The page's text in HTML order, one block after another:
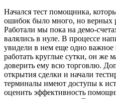
Начался тест помощника,
ошибок было много, но верных
Работали мы пока на демо-
валялись в нуле. В процессе
увидели в нем еще одно
работать круглые сутки, он
доверить ему всю торговлю.
открытия сделки и начали
терминалы имеют доступы к
оценить эффективность